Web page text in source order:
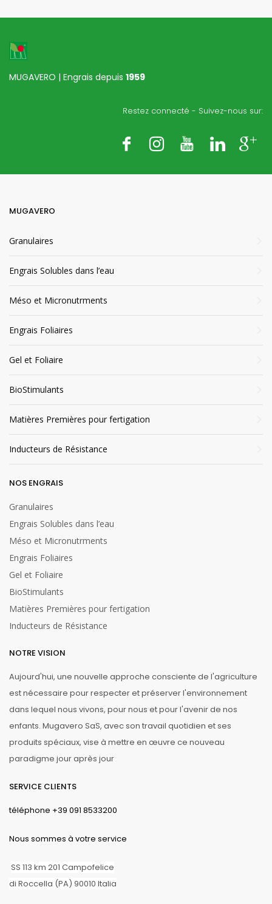
MUGAVERO | Engrais depuis 1959
Restez connecté - Suivez-nous sur:
MUGAVERO
Granulaires
Engrais Solubles dans l’eau
Méso et Micronutrments
Engrais Foliaires
Gel et Foliaire
BioStimulants
Matières Premières pour fertigation
Inducteurs de Résistance
NOS ENGRAIS
Granulaires
Engrais Solubles dans l’eau
Méso et Micronutrments
Engrais Foliaires
Gel et Foliaire
BioStimulants
Matières Premières pour fertigation
Inducteurs de Résistance
NOTRE VISION
Aujourd'hui, une nouvelle approche consciente de l'agriculture
est nécessaire pour respecter et préserver l'environnement
dans lequel nous vivons, pour nous et pour l'avenir de nos
enfants. Mugavero SaS, avec son travail quotidien et ses
produits spéciaux, vise à mettre en œuvre ce nouveau
paradigme jour après jour
SERVICE CLIENTS
téléphone +39 091 8533200
Nous sommes à votre service
SS 113 km 201 Campofelice
di Roccella (PA) 90010 Italia